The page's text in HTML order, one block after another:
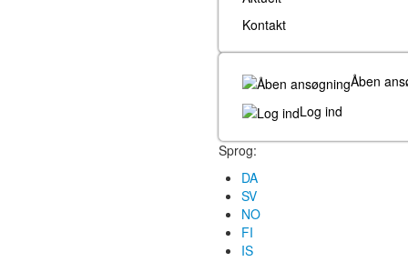
Kontakt
Åben
Log ind
Sprog:
DA
SV
NO
FI
IS